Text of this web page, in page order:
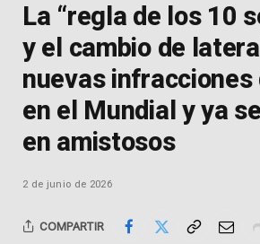
La “regla de los 10
y el cambio de
nuevas infracciones
en el Mundial y ya
en amistosos
2 de junio de 2026
COMPARTIR